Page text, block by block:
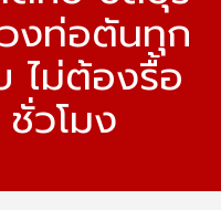
งท่อตันทุก
ไม่ต้องรื้อ
วโมง